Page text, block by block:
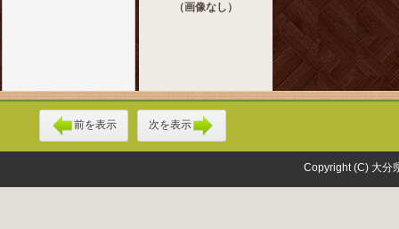
（画像なし）
前を表示 次を表示
Copyright (C) 大分